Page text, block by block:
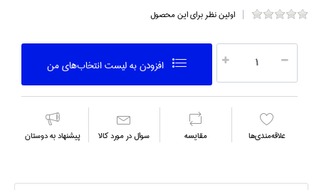
اولین نظر برای این محصول
افزودن به ليست انتخاب‌هاي من
علاقه‌مندي‌ها مقايسه سوال در مورد كالا پیشنهاد به دوستان